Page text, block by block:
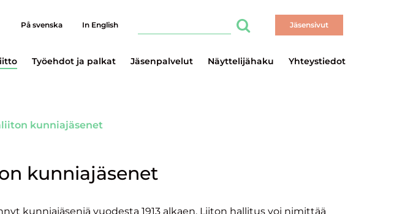
Työehdot ja palkat Jäsenpalvelut Näyttelijähaku Yhteystiedot
På svenska In English Jäsensivut
kunniajäsenet
kunniajäsenet
kunniajäseniä vuodesta 1913 alkaen. Liiton hallitus voi nimittää